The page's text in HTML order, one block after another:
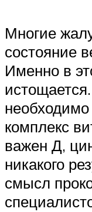
Многие
состояние
Именно в
комплекс
важен Д,
никакого
смысл